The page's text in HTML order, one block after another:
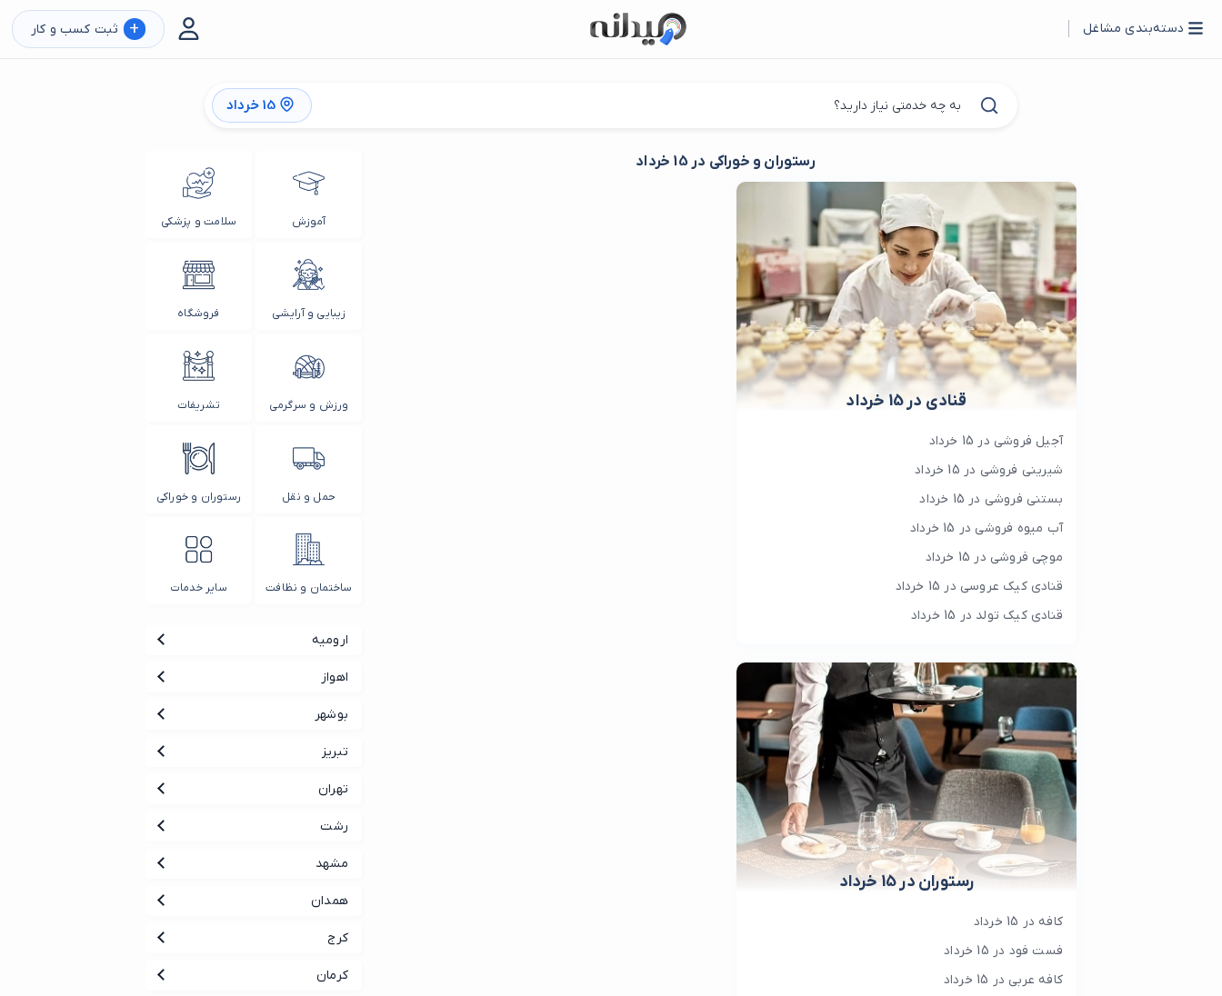
دسته‌بندی مشاغل + ثبت کسب و کار
15 خرداد
آموزش سلامت و پزشکی
زیبایی و آرایشی فروشگاه
ورزش و سرگرمی تشریفات
حمل و نقل رستوران و خوراکی
ساختمان و نظافت سایر خدمات
ارومیه
اهواز
بوشهر
تبریز
تهران
رشت
مشهد
همدان
کرج
کرمان
رستوران و خوراکی در 15 خرداد
قنادی در 15 خرداد
آجیل فروشی در 15 خرداد
شیرینی فروشی در 15 خرداد
بستنی فروشی در 15 خرداد
آب میوه فروشی در 15 خرداد
موچی فروشی در 15 خرداد
قنادی کیک عروسی در 15 خرداد
قنادی کیک تولد در 15 خرداد
رستوران در 15 خرداد
کافه در 15 خرداد
فست فود در 15 خرداد
کافه عربی در 15 خرداد